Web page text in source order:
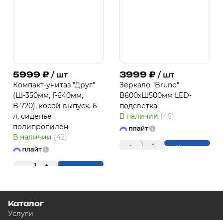
5999 ₽ / шт
Компакт-унитаз "Друг"
(Ш-350мм, Г-640мм,
В-720), косой выпуск, 6
л, сиденье
полипропилен
В наличии (42)
1 + Купить
3999 ₽ / шт
Зеркало "Bruno"
В600хШ500мм LED-
подсветка
В наличии (46)
- 1 + Купить
Каталог
Услуги